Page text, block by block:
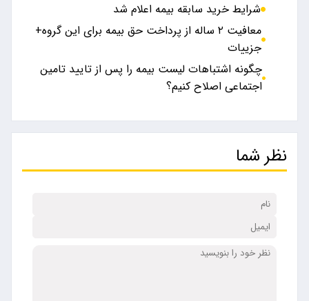
شرایط خرید سابقه بیمه اعلام شد
معافیت ۲ ساله از پرداخت حق بیمه برای این گروه+
جزییات
چگونه اشتباهات لیست بیمه را پس از تایید تامین
اجتماعی اصلاح کنیم؟
نظر شما